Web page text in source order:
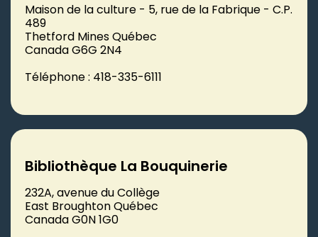
Maison de la culture - 5, rue de la Fabrique - C.P.
489
Thetford Mines Québec
Canada G6G 2N4
Téléphone : 418-335-6111
Bibliothèque La Bouquinerie
232A, avenue du Collège
East Broughton Québec
Canada G0N 1G0